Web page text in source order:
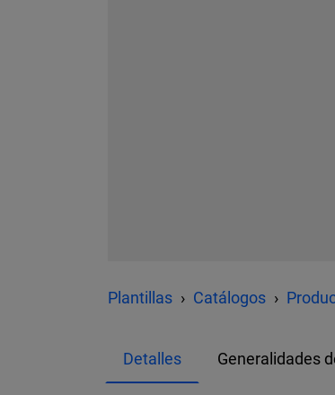
Plantillas Catálogos
Detalles Generalidades